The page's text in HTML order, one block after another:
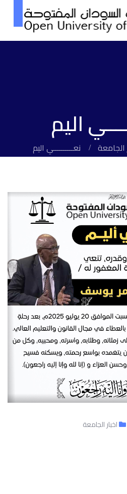
اليم
الجامعة نعــــــــــي اليم
اخبار الجامعة